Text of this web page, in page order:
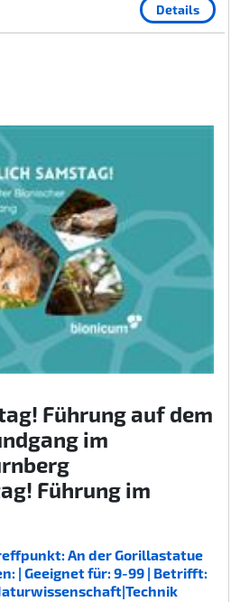
Details
Führung auf dem
im
Führung im
An der Gorillastatue
| Geeignet für: 9-99 | Betrifft: